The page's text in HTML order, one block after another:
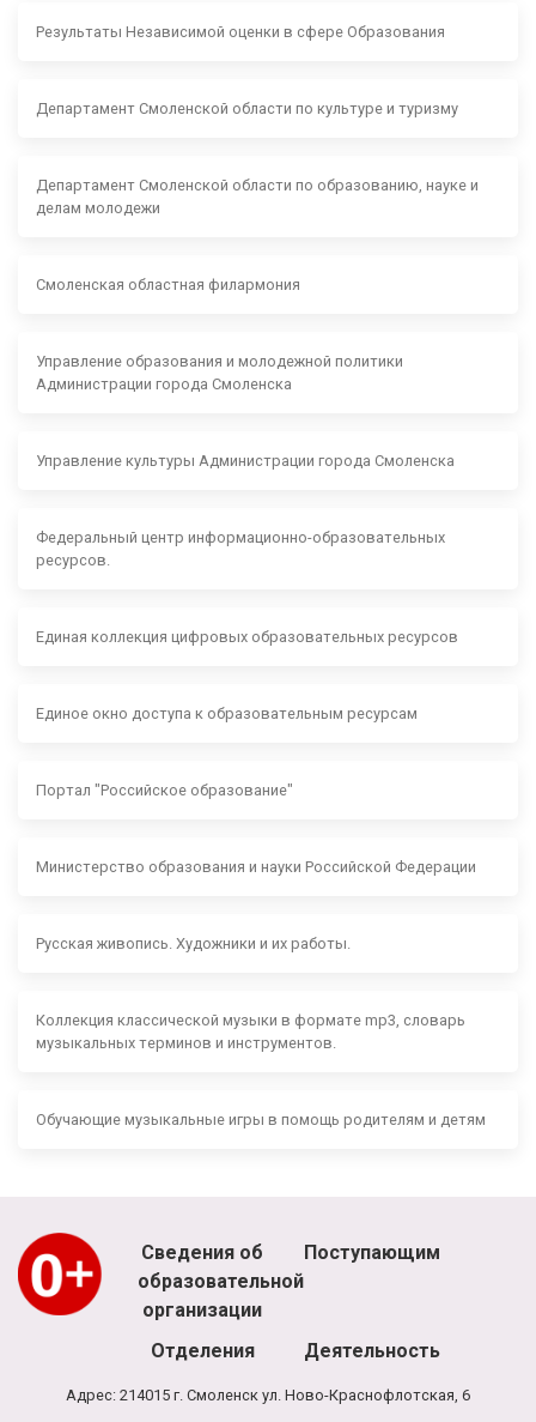
Результаты Независимой оценки в сфере Образования
Департамент Смоленской области по культуре и туризму
Департамент Смоленской области по образованию, науке и
делам молодежи
Смоленская областная филармония
Управление образования и молодежной политики
Администрации города Смоленска
Управление культуры Администрации города Смоленска
Федеральный центр информационно-образовательных
ресурсов.
Единая коллекция цифровых образовательных ресурсов
Единое окно доступа к образовательным ресурсам
Портал "Российское образование"
Министерство образования и науки Российской Федерации
Русская живопись. Художники и их работы.
Коллекция классической музыки в формате mp3, словарь
музыкальных терминов и инструментов.
Обучающие музыкальные игры в помощь родителям и детям
Сведения об
образовательной
организации
Поступающим
Отделения Деятельность
Адрес: 214015 г. Смоленск ул. Ново-Краснофлотская, 6